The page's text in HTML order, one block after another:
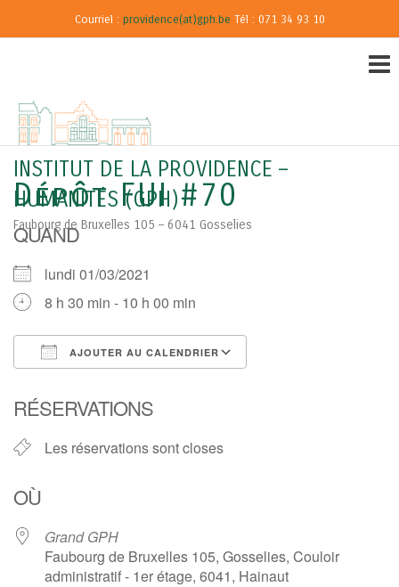
Courriel : providence(at)gph.be Tél : 071 34 93 10
INSTITUT DE LA PROVIDENCE –
HUMANITÉS (GPH)
Faubourg de Bruxelles 105 – 6041 Gosselies
Dépôt FUI #70
QUAND
lundi 01/03/2021
8 h 30 min - 10 h 00 min
AJOUTER AU CALENDRIER
RÉSERVATIONS
Les réservations sont closes
OÙ
Grand GPH
Faubourg de Bruxelles 105, Gosselies, Couloir
administratif - 1er étage, 6041, Hainaut